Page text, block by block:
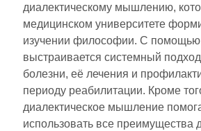
диалектическому мышлению,
медицинском университете
изучении философии. С помощью
выстраивается системный
болезни, её лечения и
периоду реабилитации. Кроме
диалектическое мышление
использовать все преимущества